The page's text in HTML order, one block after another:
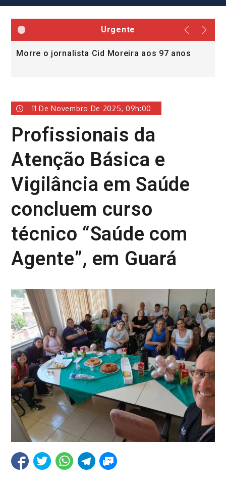
Urgente
Morre o jornalista Cid Moreira aos 97 anos
11 De Novembro De 2025, 09h:00
Profissionais da
Atenção Básica e
Vigilância em Saúde
concluem curso
técnico “Saúde com
Agente”, em Guará